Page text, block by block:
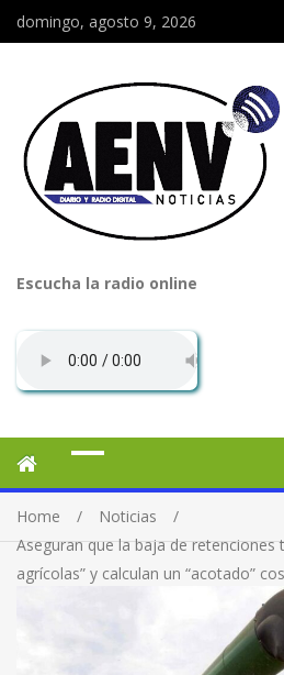
domingo, agosto 9, 2026
Escucha la radio online
Home
Noticias
Aseguran que la baja de retenciones
agrícolas” y calculan un “acotado”